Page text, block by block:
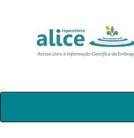
Skip